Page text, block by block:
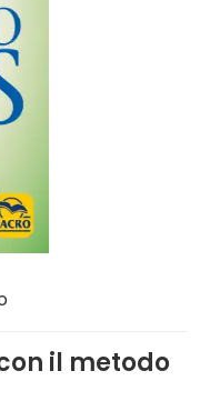
il metodo